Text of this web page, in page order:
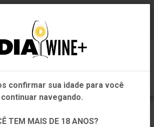
você está?
Pernambuco
Outros Estados
confirmar sua idade para você
continuar navegando.
TEM MAIS DE 18 ANOS?